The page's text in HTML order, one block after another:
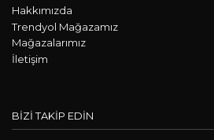
Hakkımızda
Trendyol Mağazamız
Mağazalarımız
İletişim
BİZİ TAKİP EDİN